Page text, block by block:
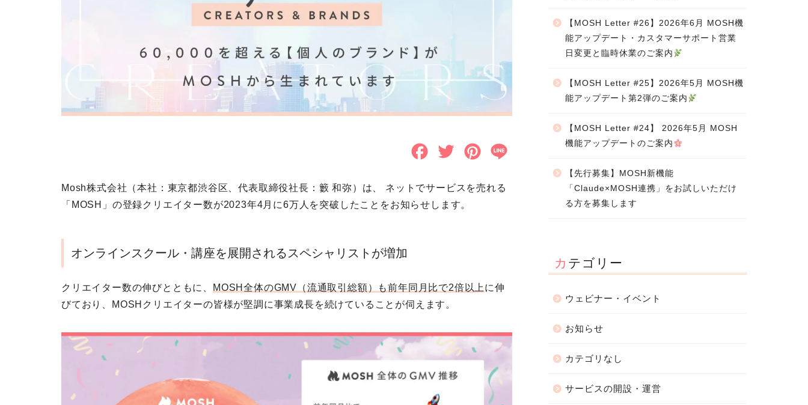
c
o
k
i
r
n
Mosh株式会社（本社：東京都渋谷区、代表取締役社長：籔 和弥）は、 ネットでサービスを売れる
「MOSH」の登録クリエイター数が2023年4月に6万人を突破したことをお知らせします。
オンラインスクール・講座を展開されるスペシャリストが増加
クリエイター数の伸びとともに、 MOSH全体のGMV（流通取引総額）も前年同月比で2倍以上 に伸
びており、MOSHクリエイターの皆様が堅調に事業成長を続けていることが伺えます。
【MOSH Letter #26】2026年6月 MOSH機
能アップデート・カスタマーサポート営業
日変更と臨時休業のご案内
【MOSH Letter #25】2026年5月 MOSH機
能アップデート第2弾のご案内
【MOSH Letter #24】 2026年5月 MOSH
機能アップデートのご案内
【先行募集】MOSH新機能
「Claude×MOSH連携」をお試しいただけ
る方を募集します
カテゴリー
ウェビナー・イベント
お知らせ
カテゴリなし
サービスの開設・運営